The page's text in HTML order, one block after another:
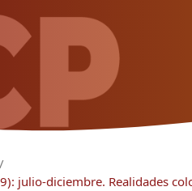
/
julio-diciembre. Realidades